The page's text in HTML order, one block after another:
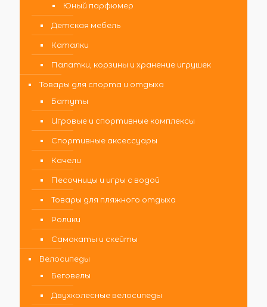
Юный парфюмер
Детская мебель
Каталки
Палатки, корзины и хранение игрушек
Товары для спорта и отдыха
Батуты
Игровые и спортивные комплексы
Спортивные аксессуары
Качели
Песочницы и игры с водой
Товары для пляжного отдыха
Ролики
Самокаты и скейты
Велосипеды
Беговелы
Двухколесные велосипеды